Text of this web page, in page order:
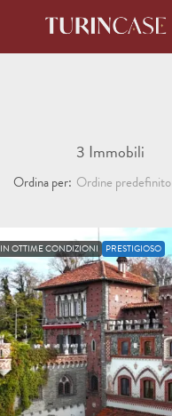
3 Immobili
Ordina per: Ordine predefinito
IN OTTIME CONDIZIONI PRESTIGIOSO